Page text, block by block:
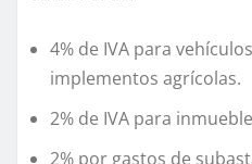
4% de IVA para
implementos agrícolas.
2% de IVA para
2% por gastos de